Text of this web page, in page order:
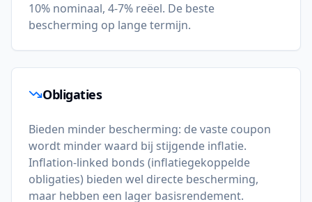
10% nominaal, 4-7% reëel. De beste
bescherming op lange termijn.
Obligaties
Bieden minder bescherming: de vaste coupon
wordt minder waard bij stijgende inflatie.
Inflation-linked bonds (inflatiegekoppelde
obligaties) bieden wel directe bescherming,
maar hebben een lager basisrendement.